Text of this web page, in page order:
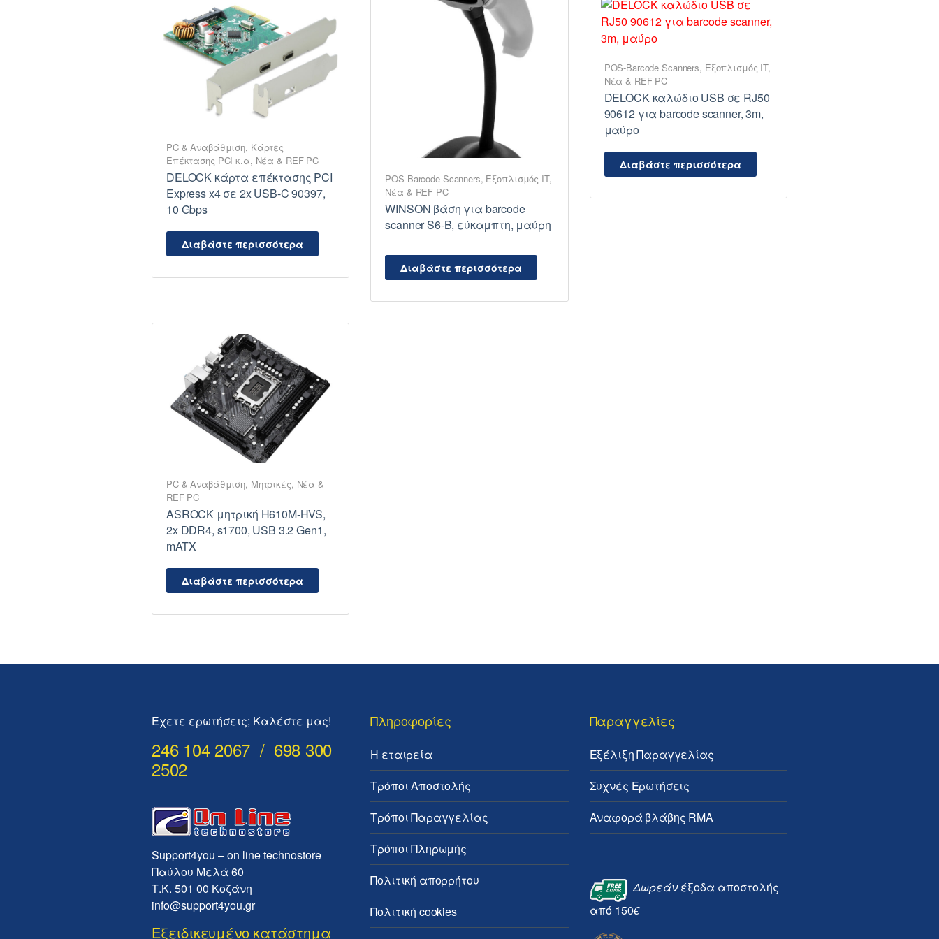
PC & Αναβάθμιση, Κάρτες
Επέκτασης PCI κ.α, Νέα & REF PC
DELOCK κάρτα επέκτασης PCI
Express x4 σε 2x USB-C 90397,
10 Gbps
Διαβάστε περισσότερα
POS-Barcode Scanners, Εξοπλισμός IT,
Νέα & REF PC
WINSON βάση για barcode
scanner S6-B, εύκαμπτη, μαύρη
Διαβάστε περισσότερα
POS-Barcode Scanners, Εξοπλισμός IT,
Νέα & REF PC
DELOCK καλώδιο USB σε RJ50
90612 για barcode scanner, 3m,
μαύρο
Διαβάστε περισσότερα
PC & Αναβάθμιση, Μητρικές, Νέα &
REF PC
ASROCK μητρική H610M-HVS,
2x DDR4, s1700, USB 3.2 Gen1,
mATX
Διαβάστε περισσότερα
Έχετε ερωτήσεις; Καλέστε μας!
246 104 2067 / 698 300
2502
Support4you – on line technostore
Παύλου Μελά 60
Τ.Κ. 501 00 Κοζάνη
info@support4you.gr
Εξειδικευμένο κατάστημα
Πληροφορίες
Η εταιρεία
Τρόποι Αποστολής
Τρόποι Παραγγελίας
Τρόποι Πληρωμής
Πολιτική απορρήτου
Πολιτική cookies
Παραγγελίες
Εξέλιξη Παραγγελίας
Συχνές Ερωτήσεις
Αναφορά βλάβης RMA
Δωρεάνέξοδα αποστολής
από 150€